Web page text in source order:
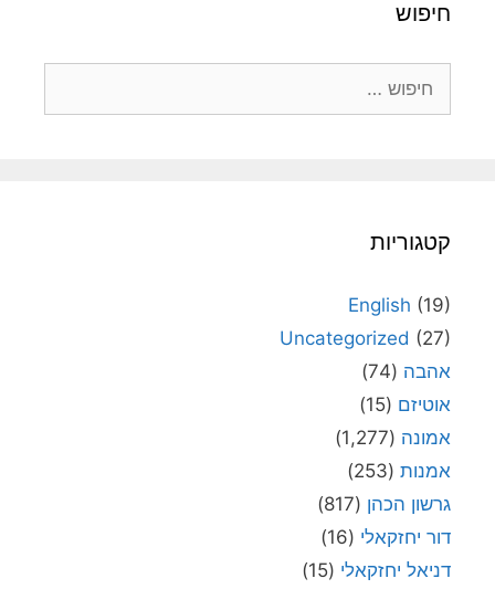
חיפוש
קטגוריות
English (19)
Uncategorized (27)
אהבה (74)
אוטיזם (15)
אמונה (1,277)
אמנות (253)
גרשון הכהן (817)
דור יחזקאלי (16)
דניאל יחזקאלי (15)